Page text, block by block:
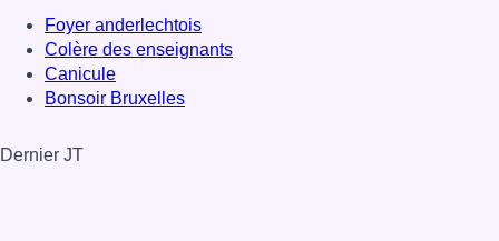
Foyer anderlechtois
Colère des enseignants
Canicule
Bonsoir Bruxelles
Dernier JT